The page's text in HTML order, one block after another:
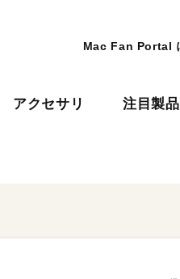
Mac Fan Portal
アクセサリ 注目製品